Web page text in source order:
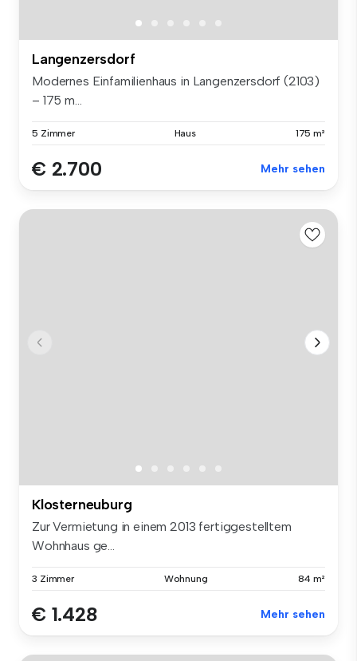
Langenzersdorf
Modernes Einfamilienhaus in Langenzersdorf (2103)
– 175 m...
5 Zimmer Haus 175 m²
€ 2.700 Mehr sehen
Klosterneuburg
Zur Vermietung in einem 2013 fertiggestelltem
Wohnhaus ge...
3 Zimmer Wohnung 84 m²
€ 1.428 Mehr sehen